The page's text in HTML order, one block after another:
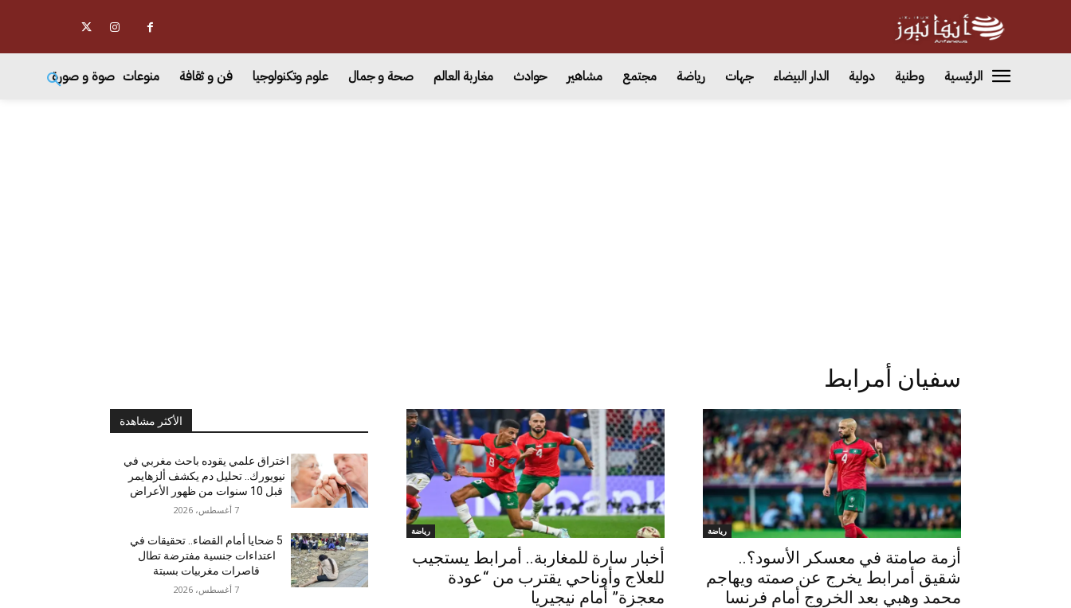
الرئيسية وطنية دولية الدار البيضاء جهات رياضة مجتمع مشاهير حوادث مغاربة العالم صحة و جمال علوم وتكنولوجيا فن و ثقافة منوعات صوة و صورة
سفيان أمرابط
الأكثر مشاهدة
اختراق علمي يقوده باحث مغربي في
نيويورك.. تحليل دم يكشف ألزهايمر
قبل 10 سنوات من ظهور الأعراض
7 أغسطس، 2026
5 ضحايا أمام القضاء.. تحقيقات في
اعتداءات جنسية مفترضة تطال
قاصرات مغربيات بسبتة
7 أغسطس، 2026
رياضة
أزمة صامتة في معسكر الأسود؟..
شقيق أمرابط يخرج عن صمته ويهاجم
محمد وهبي بعد الخروج أمام فرنسا
رياضة
أخبار سارة للمغاربة.. أمرابط يستجيب
للعلاج وأوناحي يقترب من “عودة
معجزة” أمام نيجيريا